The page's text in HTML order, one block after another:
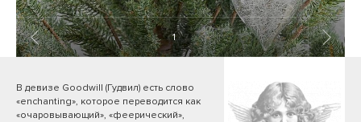
1/ 7
В девизе Goodwill (Гудвил) есть слово
«enchanting», которое переводится как
«очаровывающий», «феерический»,